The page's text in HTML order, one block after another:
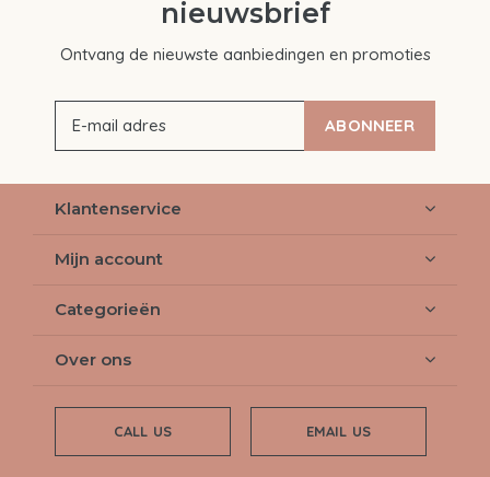
nieuwsbrief
Ontvang de nieuwste aanbiedingen en promoties
ABONNEER
Klantenservice
Mijn account
Categorieën
Over ons
CALL US EMAIL US